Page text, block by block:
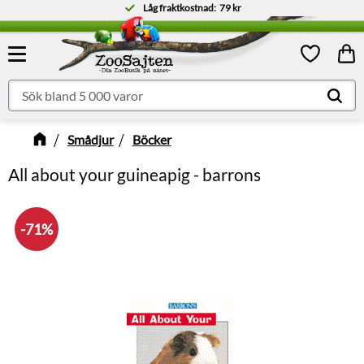
Meny
Låg fraktkostnad: 79 kr
Favoriter
Smådjur Böcker
All about your guineapig - barrons
71%